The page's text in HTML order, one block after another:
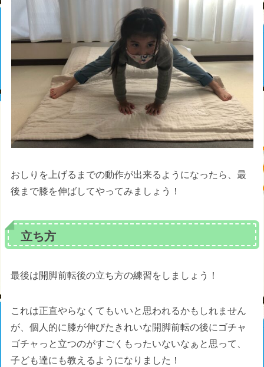
おしりを上げるまでの動作が出来るようになったら、最
後まで膝を伸ばしてやってみましょう！
立ち方
最後は開脚前転後の立ち方の練習をしましょう！
これは正直やらなくてもいいと思われるかもしれません
が、個人的に膝が伸びたきれいな開脚前転の後にゴチャ
ゴチャっと立つのがすごくもったいないなぁと思って、
子ども達にも教えるようになりました！